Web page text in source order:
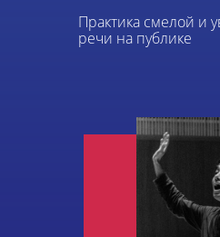
Практика смелой и
речи на публике